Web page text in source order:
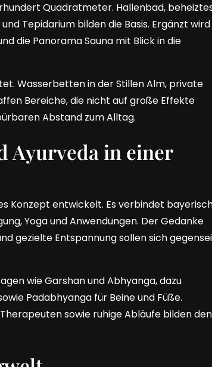
Quadratmeter. Hallenbad,
Tepidarium bilden die Basis. Ergänzt wird
die Panorama Sauna mit Blick in die
Wasserbetten in der Stillen Alm, private
Bereiche, die nicht auf große Effekte
Abstand zum Alltag.
Ayurveda in einer
Konzept entwickelt. Es verbindet
Yoga und Anwendungen. Der Gedanke
gezielte Entspannung sollen sich
wie Garshan und Abhyanga, dazu
Padabhyanga für Beine und Füße.
sowie ruhige Abläufe bilden den